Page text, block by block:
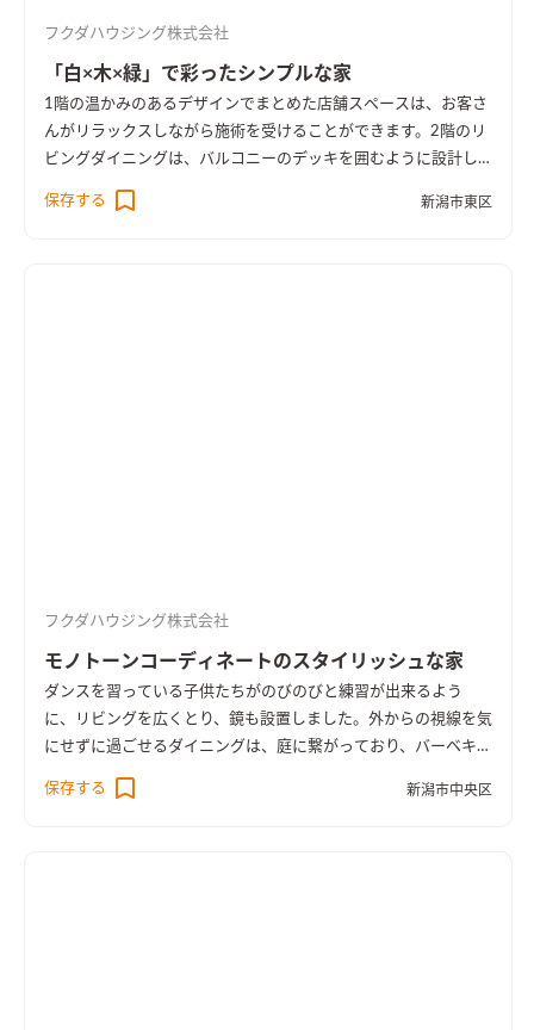
フクダハウジング株式会社
「白×木×緑」で彩ったシンプルな家
1階の温かみのあるデザインでまとめた店舗スペースは、お客さ
んがリラックスしながら施術を受けることができます。2階のリ
ビングダイニングは、バルコニーのデッキを囲むように設計し
たことで光が差し込みます。キッチンは、収納をパーテンション
で隠すことにより、生活感を感じさせないつくりにしました。中
保存する 新潟市東区
フクダハウジング株式会社
モノトーンコーディネートのスタイリッシュな家
ダンスを習っている子供たちがのびのびと練習が出来るよう
に、リビングを広くとり、鏡も設置しました。外からの視線を気
にせずに過ごせるダイニングは、庭に繋がっており、バーベキュ
ーを楽しむこともできます。ダイニングスペースには、カウンタ
ーを設けて、学習スペースや書斎としても利用できるように。内
保存する 新潟市中央区